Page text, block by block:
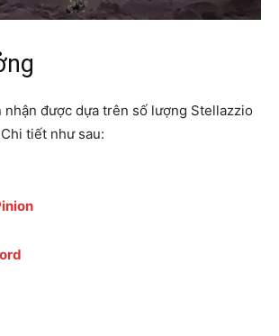
nhận được dựa trên số lượng Stellazzio
tiết như sau: